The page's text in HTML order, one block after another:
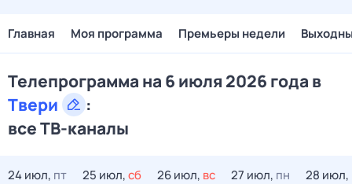
Главная Моя программа Премьеры недели
Телепрограмма на 6 июля 2026 года в
Твери
:
все ТВ-каналы
24 июл, пт 25 июл,сб 26 июл, вс 27 июл, пн 28 июл,